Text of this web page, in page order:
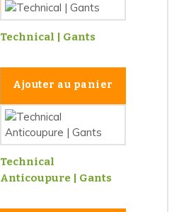
Technical | Gants
Ajouter au panier
Technical
Anticoupure | Gants